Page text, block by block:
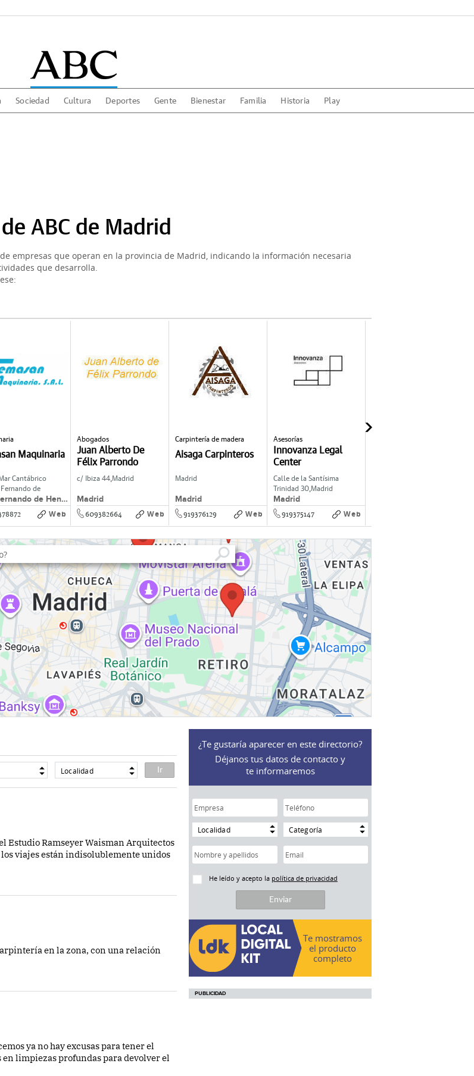
Sociedad Cultura Deportes Gente Bienestar Familia Historia Play
ABC de Madrid
empresas que operan en la provincia de Madrid, indicando la información necesaria
que desarrolla.
Maquinaria
San Fernando de Henares
Cantábrico
Fernando de
Web
Abogados
Juan Alberto De
Félix Parrondo
Madrid
c/ Ibiza 44, Madrid
609382664 Web
Carpintería de madera
Aisaga Carpinteros
Madrid
Madrid
919376129 Web
Asesorías
Innovanza Legal
Center
Madrid
Calle de la Santísima
Trinidad 30, Madrid
919375147 Web
Localidad
Estudio Ramseyer Waisman Arquitectos
viajes están indisolublemente unidos
en la zona, con una relación
ya no hay excusas para tener el
limpiezas profundas para devolver el
¿Te gustaría aparecer en este directorio?
Déjanos tus datos de contacto y
te informaremos
Localidad Categoría
He leído y acepto la política de privacidad
Te mostramos
el producto
completo